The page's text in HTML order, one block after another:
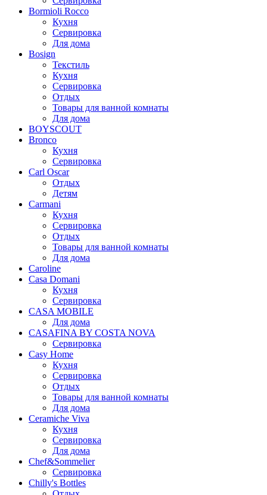
Bormioli Rocco
Кухня
Сервировка
Для дома
Bosign
Текстиль
Кухня
Сервировка
Отдых
Товары для ванной комнаты
Для дома
BOYSCOUT
Bronco
Кухня
Сервировка
Carl Oscar
Отдых
Детям
Carmani
Кухня
Сервировка
Отдых
Товары для ванной комнаты
Для дома
Caroline
Casa Domani
Кухня
Сервировка
CASA MOBILE
Для дома
CASAFINA BY COSTA NOVA
Сервировка
Casy Home
Кухня
Сервировка
Отдых
Товары для ванной комнаты
Для дома
Ceramiche Viva
Кухня
Сервировка
Для дома
Chef&Sommelier
Сервировка
Chilly's Bottles